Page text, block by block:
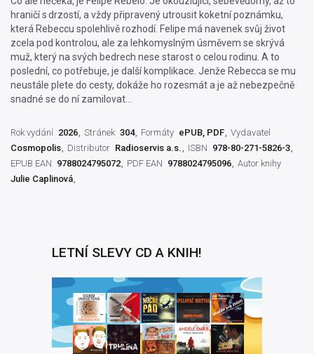
hraničí s drzostí, a vždy připravený utrousit koketní poznámku,
která Rebeccu spolehlivě rozhodí. Felipe má navenek svůj život
zcela pod kontrolou, ale za lehkomyslným úsměvem se skrývá
muž, který na svých bedrech nese starost o celou rodinu. A to
poslední, co potřebuje, je další komplikace. Jenže Rebecca se mu
neustále plete do cesty, dokáže ho rozesmát a je až nebezpečně
snadné se do ní zamilovat…
Rok vydání 2026 Stránek 304 Formáty ePUB, PDF Vydavatel
Cosmopolis
Distributor Radioservis a.s. ISBN 978-80-271-5826-3
EPUB EAN 9788024795072 PDF EAN 9788024795096 Autor knihy
Julie Caplinová
LETNÍ SLEVY CD A KNIH!